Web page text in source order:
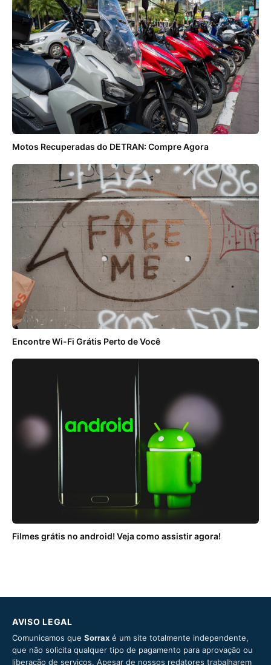
Motos Recuperadas do DETRAN: Compre Agora
Encontre Wi-Fi Grátis Perto de Você
Filmes grátis no android! Veja como assistir agora!
AVISO LEGAL
Comunicamos que Sorrax é um site totalmente independente,
que não solicita qualquer tipo de pagamento para aprovação ou
liberação de serviços. Apesar de nossos redatores trabalharem